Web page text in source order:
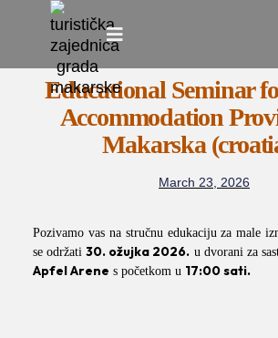
to
contentEducational Seminar
Accommodation
Makarska
March 23, 2026
Pozivamo vas na stručnu edukaciju za male
se održati30. ožujka 2026. u dvorani za
Apfel Arene s početkom u 17:00 sati.